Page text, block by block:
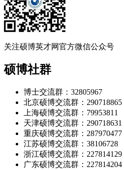
关注硕博英才网官方微信公众号
硕博社群
博士交流群：32805967
北京硕博交流群：290718865
上海硕博交流群：79953811
天津硕博交流群：290718631
重庆硕博交流群：287970477
江苏硕博交流群：38106728
浙江硕博交流群：227814129
广东硕博交流群：227814204